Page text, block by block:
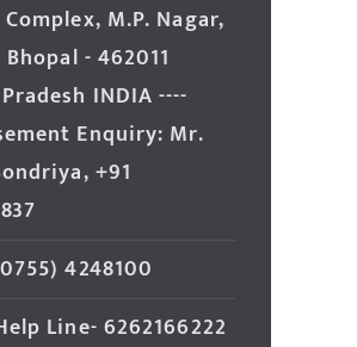
M.P. Nagar,
- 462011
INDIA ----
Enquiry: Mr.
+91
4248100
Line- 6262166222